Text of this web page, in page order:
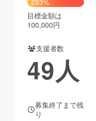
CAMPFIRE Creation
ya コミュニティ
293%
目標金額は
100,000円
支援者数
49人
募集終了まで残
り